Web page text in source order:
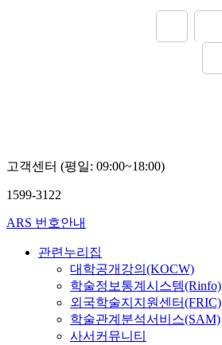
고객센터 (평일: 09:00~18:00)
1599-3122
ARS 번호안내
관련누리집
대학공개강의(KOCW)
학술정보통계시스템(Rinfo)
외국학술지지원센터(FRIC)
학술관계분석서비스(SAM)
사서커뮤니티